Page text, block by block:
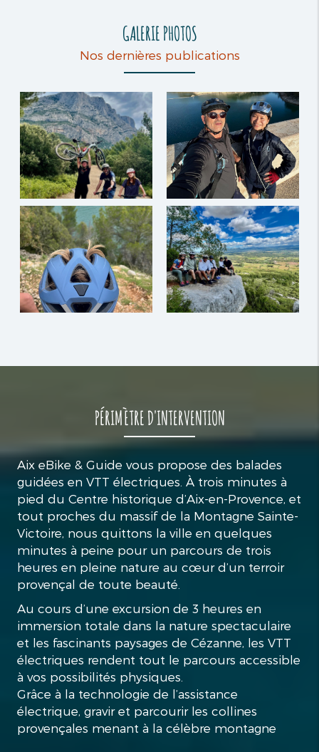
GALERIE PHOTOS
Nos dernières publications
PÉRIMÈTRE D'INTERVENTION
Aix eBike & Guide vous propose des balades
guidées en VTT électriques. À trois minutes à
pied du Centre historique d’Aix-en-Provence, et
tout proches du massif de la Montagne Sainte-
Victoire, nous quittons la ville en quelques
minutes à peine pour un parcours de trois
heures en pleine nature au cœur d’un terroir
provençal de toute beauté.
Au cours d’une excursion de 3 heures en
immersion totale dans la nature spectaculaire
et les fascinants paysages de Cézanne, les VTT
électriques rendent tout le parcours accessible
à vos possibilités physiques.
Grâce à la technologie de l’assistance
électrique, gravir et parcourir les collines
provençales menant à la célèbre montagne